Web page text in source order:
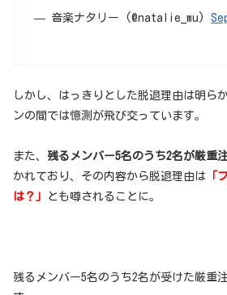
— 音楽ナタリー (@natalie_mu)
しかし、はっきりとした脱退理由は明ら
ンの間では憶測が飛び交っています。
また、 残るメンバー5名のうち2名が厳重
かれており、その内容から脱退理由は 「
は？」
とも噂されることに。
残るメンバー5名のうち2名が受けた厳重